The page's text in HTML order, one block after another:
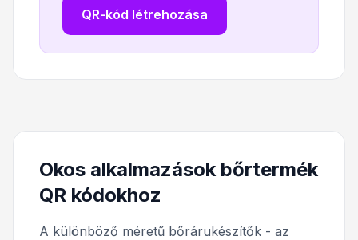
QR-kód létrehozása
Okos alkalmazások bőrtermék
QR kódokhoz
A különböző méretű bőrárukészítők - az